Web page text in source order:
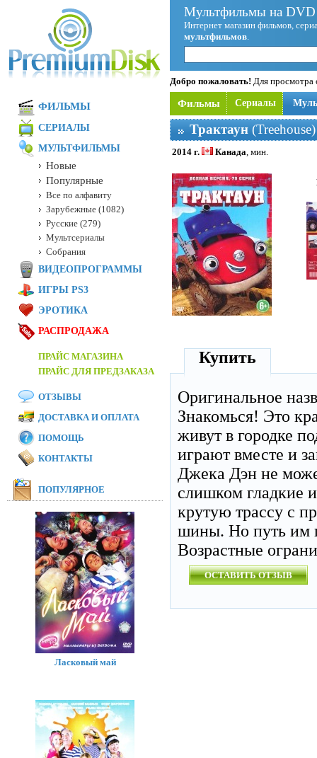
Мультфильмы на
Интернет магазин фильмов,
мультфильмов.
Добро пожаловать! Для просмотра
Фильмы Сериалы
Трактаун
2014 г. Канада, мин.
Купить
Оригинальное
Знакомься! Это
живут в городке
играют вместе и
Джека Дэн не
слишком гладкие
крутую трассу с
шины. Но путь им
Возрастные
ОСТАВИТЬ ОТЗЫВ
ФИЛЬМЫ
СЕРИАЛЫ
МУЛЬТФИЛЬМЫ
Новые
Популярные
Все по алфавиту
Зарубежные (1082)
Русские (279)
Мультсериалы
Собрания
ВИДЕОПРОГРАММЫ
ИГРЫ PS3
ЭРОТИКА
РАСПРОДАЖА
ПРАЙС МАГАЗИНА
ПРАЙС ДЛЯ ПРЕДЗАКАЗА
ОТЗЫВЫ
ДОСТАВКА И ОПЛАТА
ПОМОЩЬ
КОНТАКТЫ
ПОПУЛЯРНОЕ
Ласковый май